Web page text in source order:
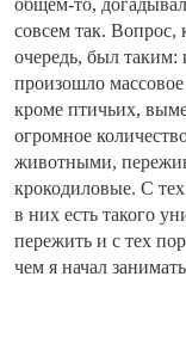
общем-то,
совсем так. Вопрос,
очередь, был таким:
произошло
кроме птичьих,
огромное
животными,
крокодиловые. С
в них есть такого
пережить и с тех
чем я начал